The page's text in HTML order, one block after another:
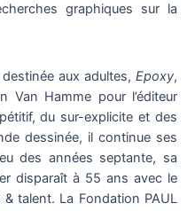
graphiques sur la
aux adultes, Epoxy,
Van Hamme pour l’éditeur
du sur-explicite et des
dessinée, il continue ses
des années septante, sa
disparaît à 55 ans avec le
talent. La Fondation PAUL